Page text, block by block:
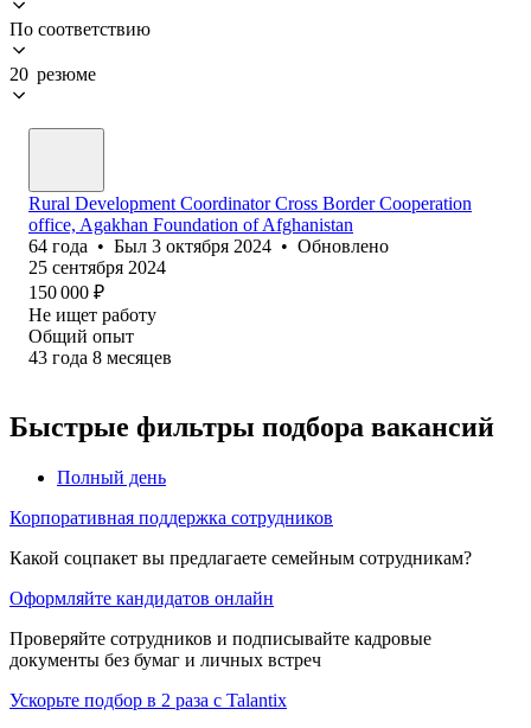
По соответствию
20 резюме
Rural Development Coordinator Cross Border Cooperation
office, Agakhan Foundation of Afghanistan
64 года • Был 3 октября 2024 • Обновлено
25 сентября 2024
150 000 ₽
Не ищет работу
Общий опыт
43 года 8 месяцев
Быстрые фильтры подбора вакансий
Полный день
Корпоративная поддержка сотрудников
Какой соцпакет вы предлагаете семейным сотрудникам?
Оформляйте кандидатов онлайн
Проверяйте сотрудников и подписывайте кадровые
документы без бумаг и личных встреч
Ускорьте подбор в 2 раза с Talantix